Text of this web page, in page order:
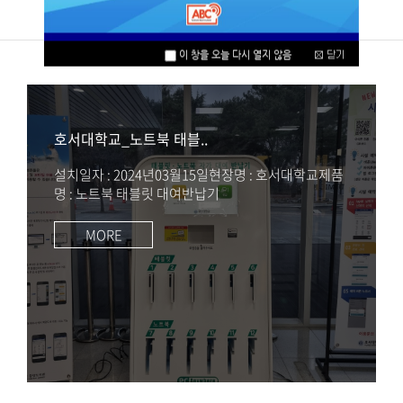
설치사례
호서대학교_노트북 태블..
설치일자 : 2024년03월15일현장명 : 호서대학교제품
명 : 노트북 태블릿 대여반납기
MORE